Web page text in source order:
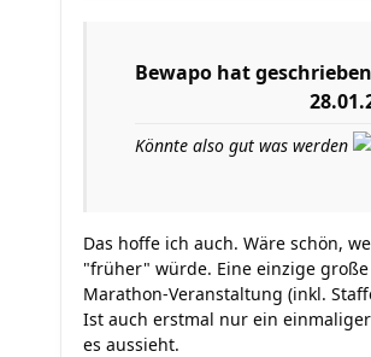
Bewapo hat
Könnte also gut was werden
Das hoffe ich auch. Wäre schön,
"früher" würde. Eine einzige
Marathon-Veranstaltung (inkl.
Ist auch erstmal nur ein
es aussieht.